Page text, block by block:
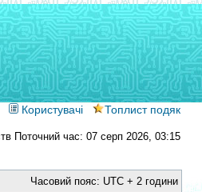
Користувачі Топлист подяк
Поточний час: 07 серп 2026, 03:15
Часовий пояс: UTC + 2 години